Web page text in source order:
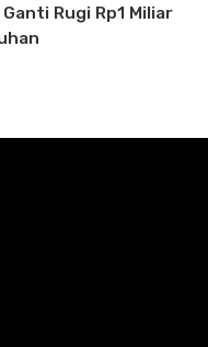
Rugi Rp1 Miliar